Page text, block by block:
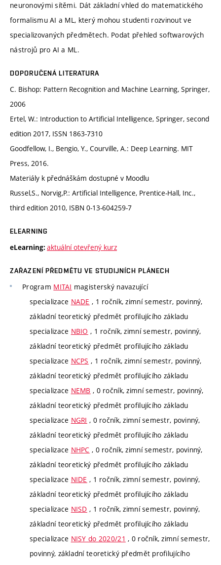
neuronovými sítěmi. Dát základní vhled do matematického
formalismu AI a ML, který mohou studenti rozvinout ve
specializovaných předmětech. Podat přehled softwarových
nástrojů pro AI a ML.
DOPORUČENÁ LITERATURA
C. Bishop: Pattern Recognition and Machine Learning, Springer,
2006
Ertel, W.: Introduction to Artificial Intelligence, Springer, second
edition 2017, ISSN 1863-7310
Goodfellow, I., Bengio, Y., Courville, A.: Deep Learning. MIT
Press, 2016.
Materiály k přednáškám dostupné v Moodlu
Russel,S., Norvig,P.: Artificial Intelligence, Prentice-Hall, Inc.,
third edition 2010, ISBN 0-13-604259-7
ELEARNING
eLearning: aktuální otevřený kurz
ZAŘAZENÍ PŘEDMĚTU VE STUDIJNÍCH PLÁNECH
Program MITAI magisterský navazující
specializace NADE , 1 ročník, zimní semestr, povinný,
základní teoretický předmět profilujícího základu
specializace NBIO , 1 ročník, zimní semestr, povinný,
základní teoretický předmět profilujícího základu
specializace NCPS , 1 ročník, zimní semestr, povinný,
základní teoretický předmět profilujícího základu
specializace NEMB , 0 ročník, zimní semestr, povinný,
základní teoretický předmět profilujícího základu
specializace NGRI , 0 ročník, zimní semestr, povinný,
základní teoretický předmět profilujícího základu
specializace NHPC , 0 ročník, zimní semestr, povinný,
základní teoretický předmět profilujícího základu
specializace NIDE , 1 ročník, zimní semestr, povinný,
základní teoretický předmět profilujícího základu
specializace NISD , 1 ročník, zimní semestr, povinný,
základní teoretický předmět profilujícího základu
specializace NISY do 2020/21 , 0 ročník, zimní semestr,
povinný, základní teoretický předmět profilujícího